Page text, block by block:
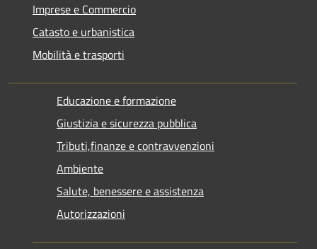
Imprese e Commercio
Catasto e urbanistica
Mobilità e trasporti
Educazione e formazione
Giustizia e sicurezza pubblica
Tributi,finanze e contravvenzioni
Ambiente
Salute, benessere e assistenza
Autorizzazioni